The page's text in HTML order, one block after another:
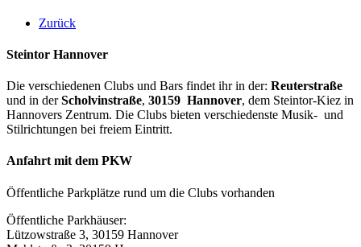
Zurück
Steintor Hannover
Die verschiedenen Clubs und Bars findet ihr in der: Reuterstraße
und in derScholvinstraße, 30159 Hannover, dem Steintor-Kiez in
Hannovers Zentrum. Die Clubs bieten verschiedenste Musik- und
Stilrichtungen bei freiem Eintritt.
Anfahrt mit dem PKW
Öffentliche Parkplätze rund um die Clubs vorhanden
Öffentliche Parkhäuser:
Lützowstraße 3, 30159 Hannover